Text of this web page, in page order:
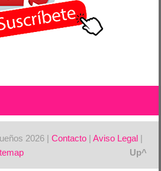
2026 |Contacto |Aviso Legal |